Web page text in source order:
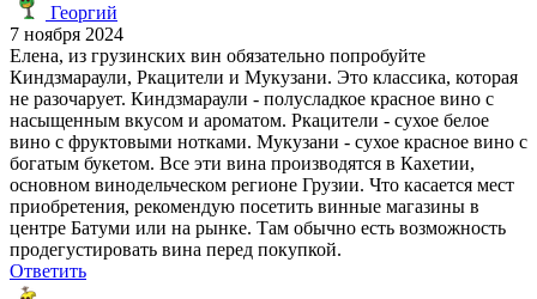
Георгий
7 ноября 2024
Елена, из грузинских вин обязательно попробуйте
Киндзмараули, Ркацители и Мукузани. Это классика, которая
не разочарует. Киндзмараули - полусладкое красное вино с
насыщенным вкусом и ароматом. Ркацители - сухое белое
вино с фруктовыми нотками. Мукузани - сухое красное вино с
богатым букетом. Все эти вина производятся в Кахетии,
основном винодельческом регионе Грузии. Что касается мест
приобретения, рекомендую посетить винные магазины в
центре Батуми или на рынке. Там обычно есть возможность
продегустировать вина перед покупкой.
Ответить